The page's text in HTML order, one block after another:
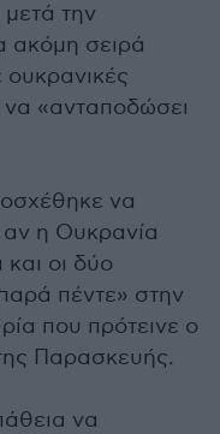
την
ακόμη σειρά
να «ανταποδώσει
να
αν η Ουκρανία
και οι δύο
πέντε» στην
που πρότεινε ο
Παρασκευής.
να